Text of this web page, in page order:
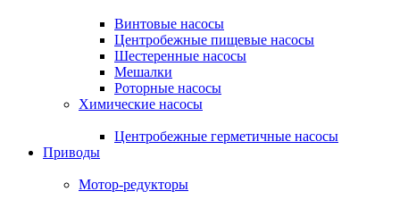
Винтовые насосы
Центробежные пищевые насосы
Шестеренные насосы
Мешалки
Роторные насосы
Химические насосы
Центробежные герметичные насосы
Приводы
Мотор-редукторы